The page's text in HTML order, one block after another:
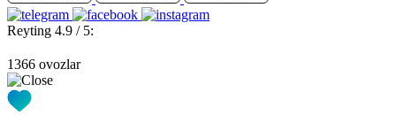
Reyting 4.9 / 5:
1366 ovozlar